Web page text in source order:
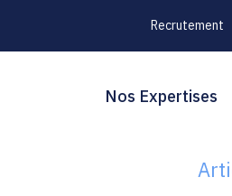
Recrutement
Principal
Nos Expertises
Blog